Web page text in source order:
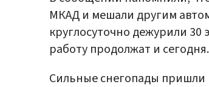
МКАД и мешали другим
круглосуточно дежурили
работу продолжат и сегодня.
Сильные снегопады пришли